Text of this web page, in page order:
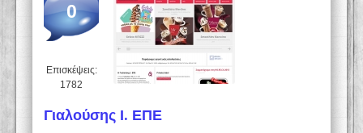
0
Επισκέψεις:
1782
Γιαλούσης Ι. ΕΠΕ